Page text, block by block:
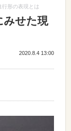
形の表現とは
みせた現
2020.8.4 13:00